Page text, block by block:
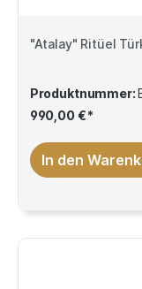
"Atalay" Ritüel
Produktnummer:
990,00 €*
In den